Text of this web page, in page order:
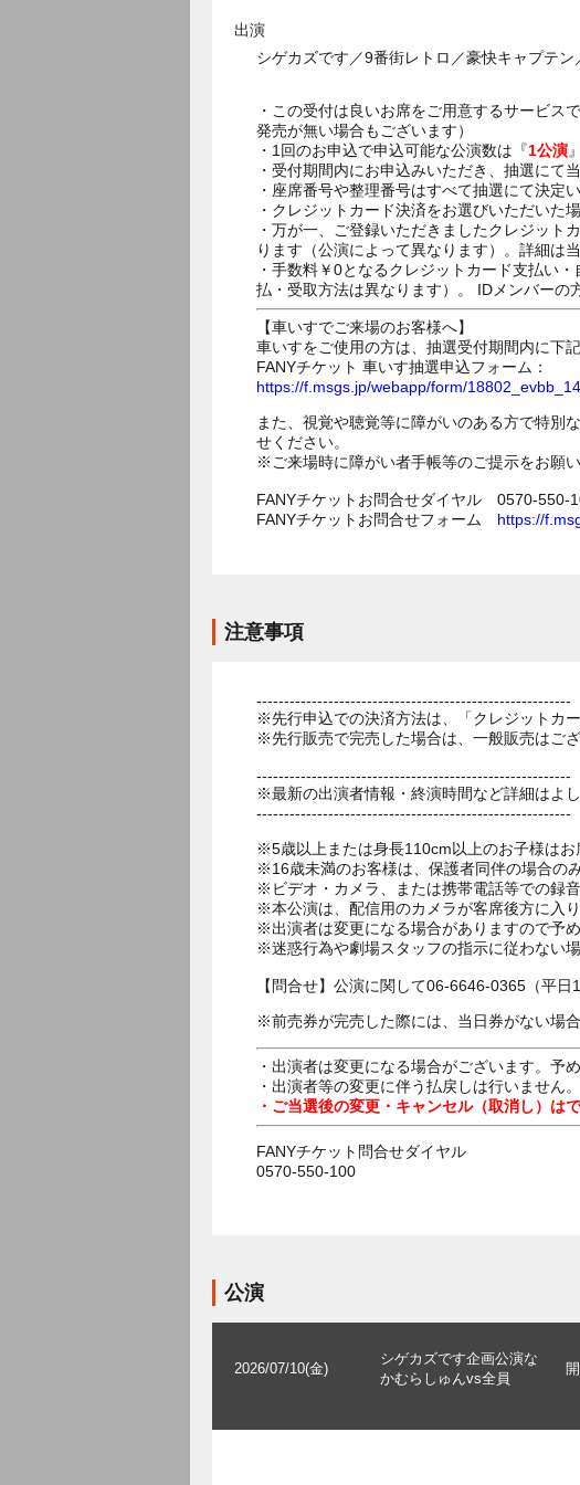
出演
シゲカズです／9番街レトロ／豪快キャプテ
・この受付は良いお席をご用意するサービ
発売が無い場合もございます）
・1回のお申込で申込可能な公演数は『1公演
・受付期間内にお申込みいただき、抽選にて
・座席番号や整理番号はすべて抽選にて決定
・クレジットカード決済をお選びいただいた
・万が一、ご登録いただきましたクレジット
ります（公演によって異なります）。詳細は
・手数料￥0となるクレジットカード支払い
払・受取方法は異なります）。 IDメンバーの
【車いすでご来場のお客様へ】
車いすをご使用の方は、抽選受付期間内に下
FANYチケット 車いす抽選申込フォーム：
https://f.msgs.jp/webapp/form/
また、視覚や聴覚等に障がいのある方で特別
せください。
※ご来場時に障がい者手帳等のご提示をお願
FANYチケットお問合せダイヤル 0570-550-
FANYチケットお問合せフォーム https://
注意事項
---------------------------------------------------------
※先行申込での決済方法は、「クレジットカー
※先行販売で完売した場合は、一般販売はござ
---------------------------------------------------------
※最新の出演者情報・終演時間など詳細はよ
---------------------------------------------------------
※5歳以上または身長110cm以上のお子様はお
※16歳未満のお客様は、保護者同伴の場合の
※ビデオ・カメラ、または携帯電話等での録
※本公演は、配信用のカメラが客席後方に入
※出演者は変更になる場合がありますので予
※迷惑行為や劇場スタッフの指示に従わない
※前売券が完売した際には、当日券がない場合
・出演者は変更になる場合がございます。予
・出演者等の変更に伴う払戻しは行いません。
・ご当選後の変更・キャンセル（取消し）はで
FANYチケット問合せダイヤル
0570-550-100
公演
2026/07/10(金)
シゲカズです企画公演な
かむらしゅんvs全員